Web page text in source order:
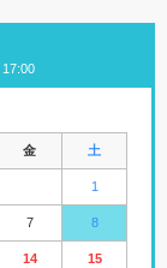
金 土
1
7 8
14 15